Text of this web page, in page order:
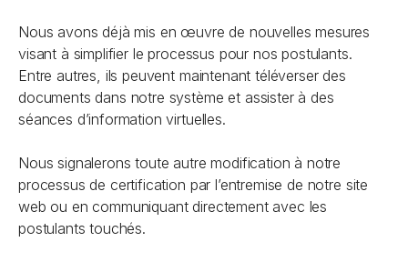
Nous avons déjà mis en œuvre de nouvelles mesures
visant à simplifier le processus pour nos postulants.
Entre autres, ils peuvent maintenant téléverser des
documents dans notre système et assister à des
séances d’information virtuelles.
Nous signalerons toute autre modification à notre
processus de certification par l’entremise de notre site
web ou en communiquant directement avec les
postulants touchés.